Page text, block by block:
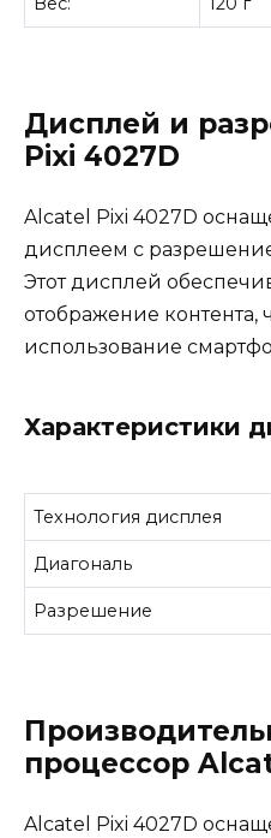
Дисплей и
Pixi 4027D
Alcatel Pixi 4027D
дисплеем с
Этот дисплей
отображение контента,
использование
Характеристики
Технология дисплея
Диагональ
Разрешение
процессор
Alcatel Pixi 4027D